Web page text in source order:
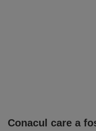
Conacul care a